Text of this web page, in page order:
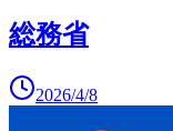
総務省
2026/4/8